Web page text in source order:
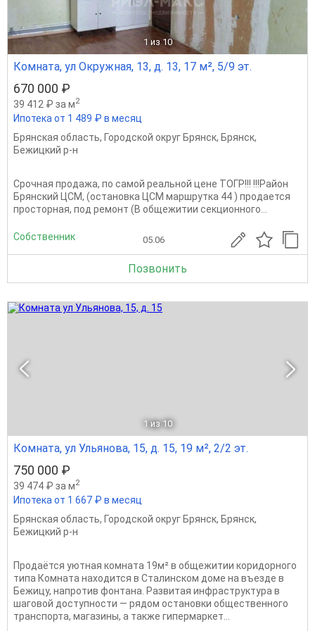
1 из 10
Комната, ул Окружная, 13, д. 13, 17 м², 5/9 эт.
670 000 ₽
39 412 ₽ за м2
Ипотека от 1 489 ₽ в месяц
Брянская область, Городской округ Брянск, Брянск,
Бежицкий р-н
Срочная продажа, по самой реальной цене ТОГР!!! !!!Район
Брянский ЦСМ, (остановка ЦСМ маршрутка 44 ) продается
просторная, под ремонт (В общежитии секционного...
Собственник 05.06
Позвонить
1 из 10
Комната, ул Ульянова, 15, д. 15, 19 м², 2/2 эт.
750 000 ₽
39 474 ₽ за м2
Ипотека от 1 667 ₽ в месяц
Брянская область, Городской округ Брянск, Брянск,
Бежицкий р-н
Продаётся уютная комната 19м² в общежитии коридорного
типа Комната находится в Сталинском доме на въезде в
Бежицу, напротив фонтана. Развитая инфраструктура в
шаговой доступности — рядом остановки общественного
транспорта, магазины, а также гипермаркет...